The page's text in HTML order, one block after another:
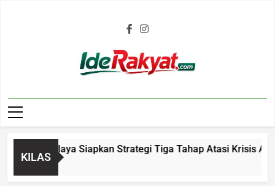
Iderakyat.com
KILAS
Tasikmalaya Siapkan Strategi Tiga Tahap Atasi Krisis Air